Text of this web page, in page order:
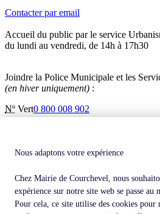
Nous adaptons votre expérience
Chez Mairie de Courchevel, nous
expérience sur notre site web se passe au
Pour cela, ce site utilise des cookies pour
Contacter par email
Accueil du public par le service
du lundi au vendredi, de 14h à 17h30
Joindre la Police Municipale et les
(en hiver uniquement) :
Nº Vert0 800 008 902
Mentions légales
Revenir en haut de page